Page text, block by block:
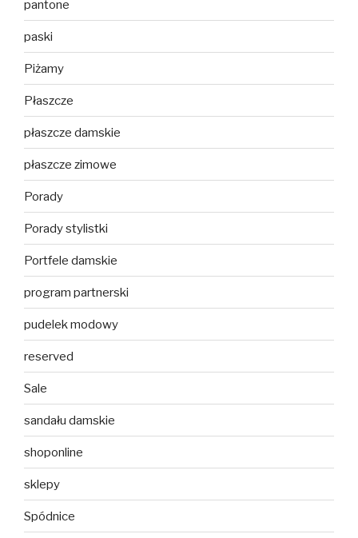
pantone
paski
Piżamy
Płaszcze
płaszcze damskie
płaszcze zimowe
Porady
Porady stylistki
Portfele damskie
program partnerski
pudelek modowy
reserved
Sale
sandału damskie
shoponline
sklepy
Spódnice